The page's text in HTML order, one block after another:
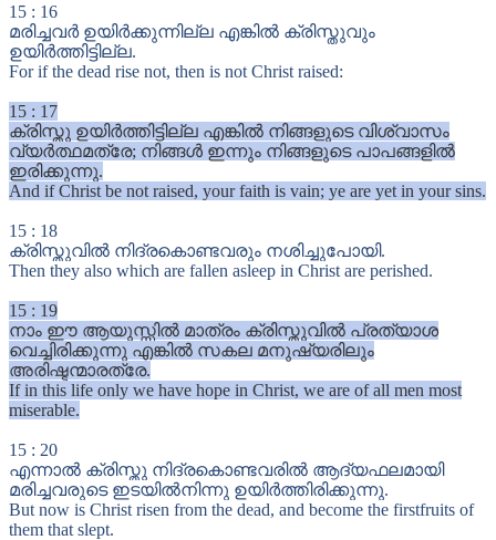
15 : 16
മരിച്ചവർ ഉയിർക്കുന്നില്ല എങ്കിൽ ക്രിസ്തുവും
ഉയിർത്തിട്ടില്ല.
For if the dead rise not, then is not Christ raised:
15 : 17
ക്രിസ്തു ഉയിർത്തിട്ടില്ല എങ്കിൽ നിങ്ങളുടെ വിശ്വാസം
വ്യർത്ഥമത്രേ; നിങ്ങൾ ഇന്നും നിങ്ങളുടെ പാപങ്ങളിൽ
ഇരിക്കുന്നു.
And if Christ be not raised, your faith is vain; ye are yet in your sins.
15 : 18
ക്രിസ്തുവിൽ നിദ്രകൊണ്ടവരും നശിച്ചുപോയി.
Then they also which are fallen asleep in Christ are perished.
15 : 19
നാം ഈ ആയുസ്സിൽ മാത്രം ക്രിസ്തുവിൽ പ്രത്യാശ
വെച്ചിരിക്കുന്നു എങ്കിൽ സകല മനുഷ്യരിലും
അരിഷ്ടന്മാരത്രേ.
If in this life only we have hope in Christ, we are of all men most
miserable.
15 : 20
എന്നാൽ ക്രിസ്തു നിദ്രകൊണ്ടവരിൽ ആദ്യഫലമായി
മരിച്ചവരുടെ ഇടയിൽനിന്നു ഉയിർത്തിരിക്കുന്നു.
But now is Christ risen from the dead, and become the firstfruits of
them that slept.